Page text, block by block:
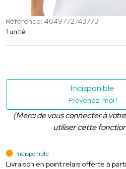
Référence: 4049772743773
1 unité
Indisponible
Prévenez-moi !
(Merci de vous connecter à
utiliser cette
Indisponible
Livraison en point relais offerte à